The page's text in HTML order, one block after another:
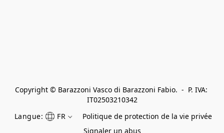
Copyright © Barazzoni Vasco di Barazzoni Fabio.  -  P. IVA:
IT02503210342
Langue:
FR
Politique de protection de la vie privée
Signaler un abus